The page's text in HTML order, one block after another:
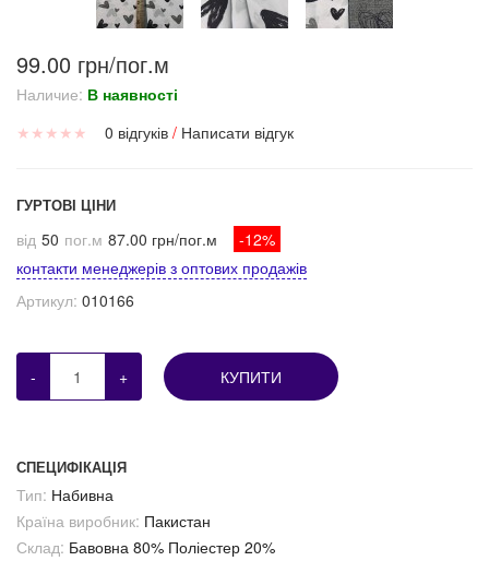
99.00 грн/пог.м
Наличие: В наявності
★ ★ ★ ★ ★ 0 відгуків / Написати відгук
ГУРТОВІ ЦІНИ
від 50 пог.м 87.00 грн/пог.м
-12%
контакти менеджерів з оптових продажів
Артикул: 010166
- + КУПИТИ
СПЕЦИФІКАЦІЯ
Тип: Набивна
Країна виробник: Пакистан
Склад: Бавовна 80% Поліестер 20%